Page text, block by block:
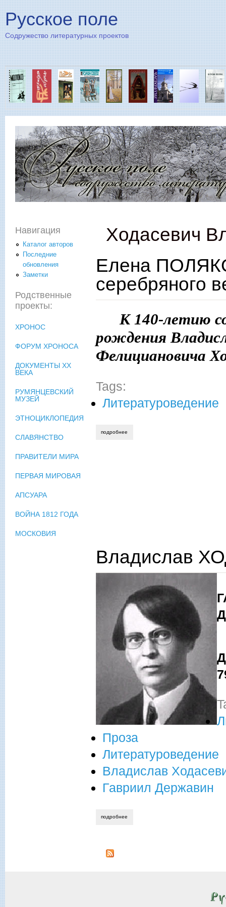
Русское поле
Содружество литературных проектов
Ходасевич
Елена
серебряного
К 140-летию
рождения
Фелициановича
Tags:
Литературоведение
подробнее
Владислав
Проза
Литературоведение
Владислав
Гавриил Державин
подробнее
Навигация
Каталог авторов
Последние
обновления
Заметки
Родственные
проекты:
ХРОНОС
ФОРУМ ХРОНОСА
ДОКУМЕНТЫ XX
ВЕКА
РУМЯНЦЕВСКИЙ
МУЗЕЙ
ЭТНОЦИКЛОПЕДИЯ
СЛАВЯНСТВО
ПРАВИТЕЛИ МИРА
ПЕРВАЯ МИРОВАЯ
АПСУАРА
ВОЙНА 1812 ГОДА
МОСКОВИЯ